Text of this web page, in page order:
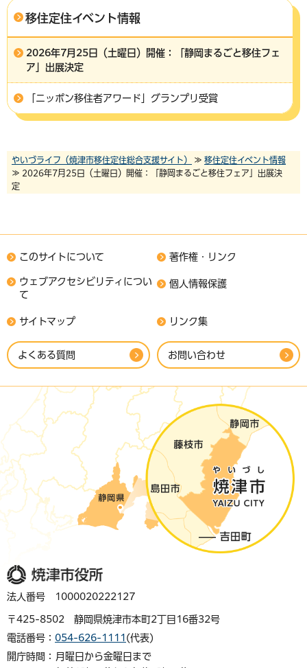
移住定住イベント情報
2026年7月25日（土曜日）開催：「静岡まるごと移住フェ
ア」出展決定
「ニッポン移住者アワード」グランプリ受賞
やいづライフ（焼津市移住定住総合支援サイト） ≫ 移住定住イベント情報
≫ 2026年7月25日（土曜日）開催：「静岡まるごと移住フェア」出展決
定
このサイトについて 著作権・リンク
ウェブアクセシビリティについ
て
個人情報保護
サイトマップ リンク集
よくある質問 お問い合わせ
焼津市役所
法人番号 1000020222127
〒425-8502 静岡県焼津市本町2丁目16番32号
電話番号： 054-626-1111 (代表)
開庁時間：
月曜日から金曜日まで